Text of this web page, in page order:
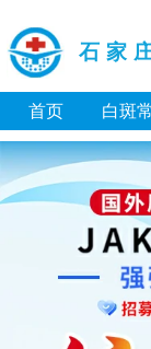
石家
首页 白斑